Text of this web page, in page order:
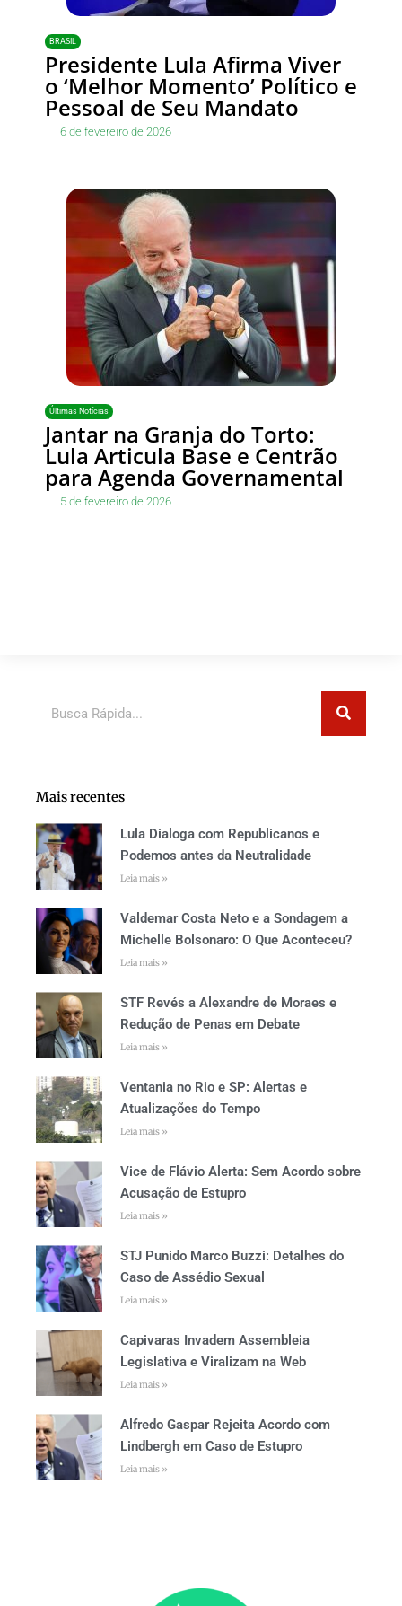
BRASIL
Presidente Lula Afirma Viver
o ‘Melhor Momento’ Político e
Pessoal de Seu Mandato
6 de fevereiro de 2026
Últimas Notícias
Jantar na Granja do Torto:
Lula Articula Base e Centrão
para Agenda Governamental
5 de fevereiro de 2026
Mais recentes
Lula Dialoga com Republicanos e
Podemos antes da Neutralidade
Leia mais »
Valdemar Costa Neto e a Sondagem a
Michelle Bolsonaro: O Que Aconteceu?
Leia mais »
STF Revés a Alexandre de Moraes e
Redução de Penas em Debate
Leia mais »
Ventania no Rio e SP: Alertas e
Atualizações do Tempo
Leia mais »
Vice de Flávio Alerta: Sem Acordo sobre
Acusação de Estupro
Leia mais »
STJ Punido Marco Buzzi: Detalhes do
Caso de Assédio Sexual
Leia mais »
Capivaras Invadem Assembleia
Legislativa e Viralizam na Web
Leia mais »
Alfredo Gaspar Rejeita Acordo com
Lindbergh em Caso de Estupro
Leia mais »